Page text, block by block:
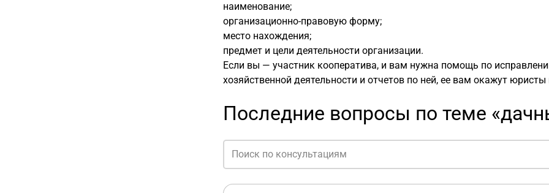
наименование;
организационно-правовую форму;
место нахождения;
предмет и цели деятельности организации.
Если вы — участник кооператива, и вам нужна помощь по
хозяйственной деятельности и отчетов по ней, ее вам окажут
Последние вопросы по теме